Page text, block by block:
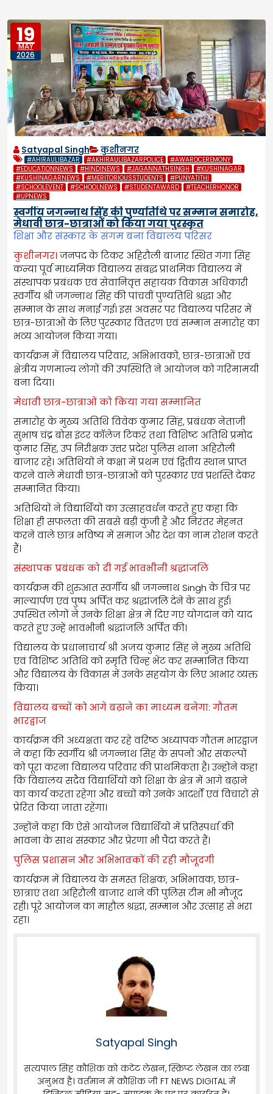
19
MAY
2026
Satyapal Singh कुशीनगर
#AHIRAULIBAZAR #AKHIRAULIBAZARPOLICE
#AWARDCEREMONY
#EDUCATIONNEWS
#HINDINEWS #JAGANNATHSINGH
#KUSHINAGAR
#KUSHINAGARNEWS
#MERITORIOUSSTUDENTS
#PUNYATITHI
#SCHOOLEVENT
#SCHOOLNEWS #STUDENTAWARD
#TEACHERHONOR
#UPNEWS
स्वर्गीय जगन्नाथ सिंह की पुण्यतिथि पर सम्मान समारोह,
मेधावी छात्र-छात्राओं को किया गया पुरस्कृत
शिक्षा और संस्कार के संगम बना विद्यालय परिसर
कुशीनगर।जनपद के टिकर अहिरौली बाजार स्थित गंगा सिंह
कन्या पूर्व माध्यमिक विद्यालय संबद्ध प्राथमिक विद्यालय में
संस्थापक प्रबंधक एवं सेवानिवृत्त सहायक विकास अधिकारी
स्वर्गीय श्री जगन्नाथ सिंह की पांचवीं पुण्यतिथि श्रद्धा और
सम्मान के साथ मनाई गई। इस अवसर पर विद्यालय परिसर में
छात्र-छात्राओं के लिए पुरस्कार वितरण एवं सम्मान समारोह का
भव्य आयोजन किया गया।
कार्यक्रम में विद्यालय परिवार, अभिभावकों, छात्र-छात्राओं एवं
क्षेत्रीय गणमान्य लोगों की उपस्थिति ने आयोजन को गरिमामयी
बना दिया।
मेधावी छात्र-छात्राओं को किया गया सम्मानित
समारोह के मुख्य अतिथि विवेक कुमार सिंह, प्रबंधक नेताजी
सुभाष चंद्र बोस इंटर कॉलेज टिकर तथा विशिष्ट अतिथि प्रमोद
कुमार सिंह, उप निरीक्षक उत्तर प्रदेश पुलिस थाना अहिरौली
बाजार रहे। अतिथियों ने कक्षा में प्रथम एवं द्वितीय स्थान प्राप्त
करने वाले मेधावी छात्र-छात्राओं को पुरस्कार एवं प्रशस्ति देकर
सम्मानित किया।
अतिथियों ने विद्यार्थियों का उत्साहवर्धन करते हुए कहा कि
शिक्षा ही सफलता की सबसे बड़ी कुंजी है और निरंतर मेहनत
करने वाले छात्र भविष्य में समाज और देश का नाम रोशन करते
हैं।
संस्थापक प्रबंधक को दी गई भावभीनी श्रद्धांजलि
कार्यक्रम की शुरुआत स्वर्गीय श्री जगन्नाथ Singh के चित्र पर
माल्यार्पण एवं पुष्प अर्पित कर श्रद्धांजलि देने के साथ हुई।
उपस्थित लोगों ने उनके शिक्षा क्षेत्र में दिए गए योगदान को याद
करते हुए उन्हें भावभीनी श्रद्धांजलि अर्पित की।
विद्यालय के प्रधानाचार्य श्री अजय कुमार सिंह ने मुख्य अतिथि
एवं विशिष्ट अतिथि को स्मृति चिन्ह भेंट कर सम्मानित किया
और विद्यालय के विकास में उनके सहयोग के लिए आभार व्यक्त
किया।
विद्यालय बच्चों को आगे बढ़ाने का माध्यम बनेगा: गौतम
भारद्वाज
कार्यक्रम की अध्यक्षता कर रहे वरिष्ठ अध्यापक गौतम भारद्वाज
ने कहा कि स्वर्गीय श्री जगन्नाथ सिंह के सपनों और संकल्पों
को पूरा करना विद्यालय परिवार की प्राथमिकता है। उन्होंने कहा
कि विद्यालय सदैव विद्यार्थियों को शिक्षा के क्षेत्र में आगे बढ़ाने
का कार्य करता रहेगा और बच्चों को उनके आदर्शों एवं विचारों से
प्रेरित किया जाता रहेगा।
उन्होंने कहा कि ऐसे आयोजन विद्यार्थियों में प्रतिस्पर्धा की
भावना के साथ संस्कार और प्रेरणा भी पैदा करते हैं।
पुलिस प्रशासन और अभिभावकों की रही मौजूदगी
कार्यक्रम में विद्यालय के समस्त शिक्षक, अभिभावक, छात्र-
छात्राएं तथा अहिरौली बाजार थाने की पुलिस टीम भी मौजूद
रही। पूरे आयोजन का माहौल श्रद्धा, सम्मान और उत्साह से भरा
रहा।
Satyapal Singh
सत्यपाल सिंह कौशिक को कंटेंट लेखन, स्क्रिप्ट लेखन का लंबा
अनुभव है। वर्तमान में कौशिक जी FT NEWS DIGITAL में